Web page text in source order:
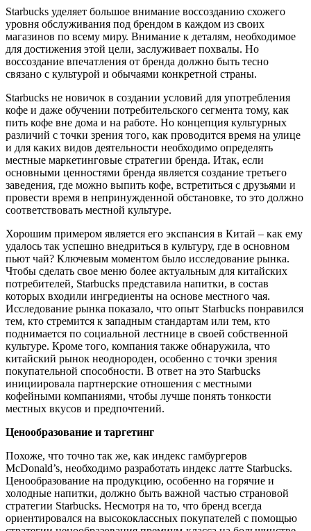
Starbucks уделяет большое внимание воссозданию схожего
уровня обслуживания под брендом в каждом из своих
магазинов по всему миру. Внимание к деталям, необходимое
для достижения этой цели, заслуживает похвалы. Но
воссоздание впечатления от бренда должно быть тесно
связано с культурой и обычаями конкретной страны.
Starbucks не новичок в создании условий для употребления
кофе и даже обучении потребительского сегмента тому, как
пить кофе вне дома и на работе. Но концепция культурных
различий с точки зрения того, как проводится время на улице
и для каких видов деятельности необходимо определять
местные маркетинговые стратегии бренда. Итак, если
основными ценностями бренда является создание третьего
заведения, где можно выпить кофе, встретиться с друзьями и
провести время в непринужденной обстановке, то это должно
соответствовать местной культуре.
Хорошим примером является его экспансия в Китай – как ему
удалось так успешно внедриться в культуру, где в основном
пьют чай? Ключевым моментом было исследование рынка.
Чтобы сделать свое меню более актуальным для китайских
потребителей, Starbucks представила напитки, в состав
которых входили ингредиенты на основе местного чая.
Исследование рынка показало, что опыт Starbucks понравился
тем, кто стремится к западным стандартам или тем, кто
поднимается по социальной лестнице в своей собственной
культуре. Кроме того, компания также обнаружила, что
китайский рынок неоднороден, особенно с точки зрения
покупательной способности. В ответ на это Starbucks
инициировала партнерские отношения с местными
кофейными компаниями, чтобы лучше понять тонкости
местных вкусов и предпочтений.
Ценообразование и таргетинг
Похоже, что точно так же, как индекс гамбургеров
McDonald’s, необходимо разработать индекс латте Starbucks.
Ценообразование на продукцию, особенно на горячие и
холодные напитки, должно быть важной частью страновой
стратегии Starbucks. Несмотря на то, что бренд всегда
ориентировался на высококлассных покупателей с помощью